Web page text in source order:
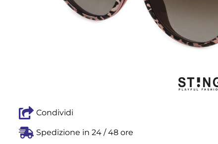
Condividi
Spedizione in 24 / 48 ore